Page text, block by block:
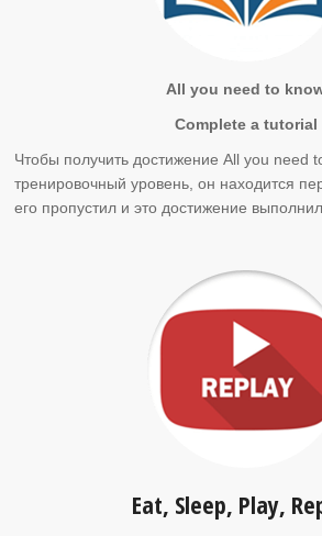
All you need to
Complete a tutorial
Чтобы получить достижение All you need
тренировочный уровень, он находится
его пропустил и это достижение
Eat, Sleep, Play,